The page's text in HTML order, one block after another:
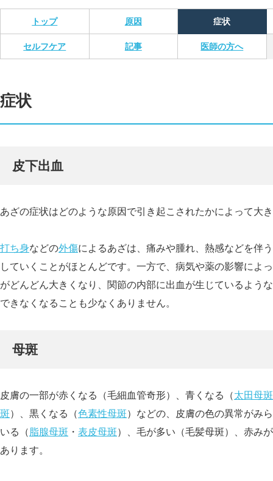
トップ 原因 症状
セルフケア 記事 医師の方へ
症状
皮下出血
あざの症状はどのような原因で引き起こされたかによって大
打ち身などの外傷によるあざは、痛みや腫れ、熱感などを伴
していくことがほとんどです。一方で、病気や薬の影響によ
がどんどん大きくなり、関節の内部に出血が生じているよう
できなくなることも少なくありません。
母斑
皮膚の一部が赤くなる（毛細血管奇形）、青くなる（太田母斑
斑）、黒くなる（色素性母斑）などの、皮膚の色の異常がみ
いる（脂腺母斑 ・ 表皮母斑）、毛が多い（毛髪母斑）、赤み
あります。